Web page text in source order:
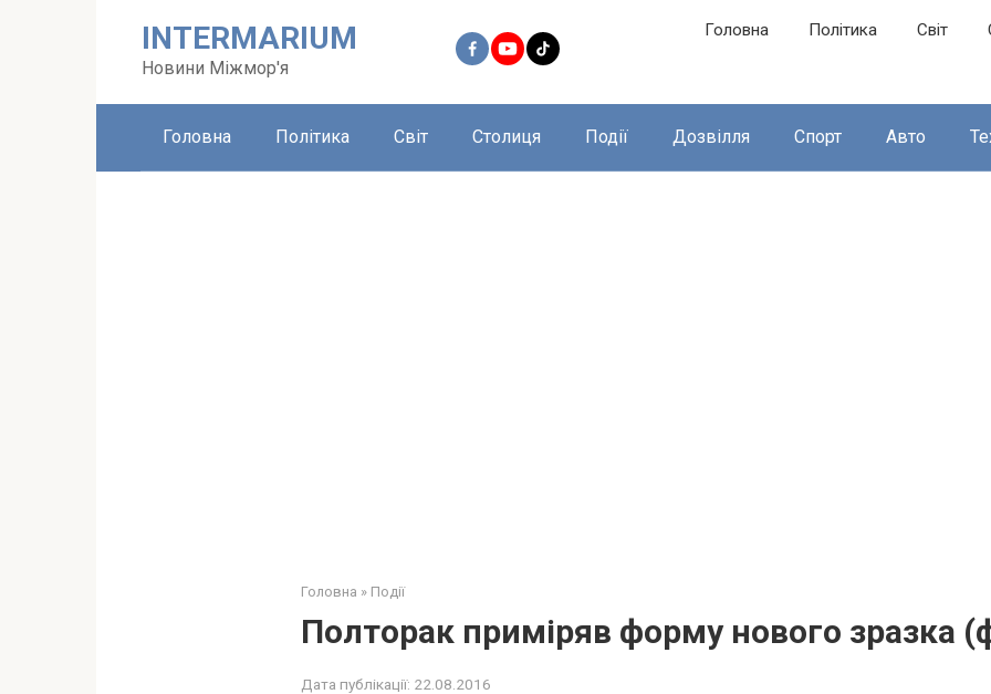
INTERMARIUM
Новини Міжмор'я
Головна Політика Світ
Головна Політика Світ Столиця Події Дозвілля Спорт Авто
Головна » Події
Полторак приміряв форму нового зразка
Дата публікації: 22.08.2016